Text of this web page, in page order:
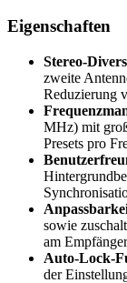
Eigenschaften
Stereo-
zweite
Reduzierung
MHz) mit
Presets pro
sowie
am
Auto-Lock-
der